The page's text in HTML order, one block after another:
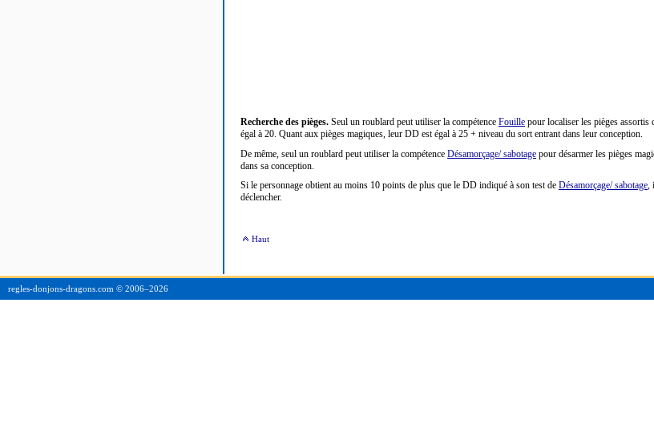
Recherche des pièges. Seul un roublard peut utiliser la compétence Fouille pour localiser les pièges
égal à 20. Quant aux pièges magiques, leur DD est égal à 25 + niveau du sort entrant dans leur conception.
De même, seul un roublard peut utiliser la compétence Désamorçage/ sabotage pour désarmer les pièges
dans sa conception.
Si le personnage obtient au moins 10 points de plus que le DD indiqué à son test de Désamorçage/ sabotage,
déclencher.
Haut
regles-donjons-dragons.com © 2006–2026